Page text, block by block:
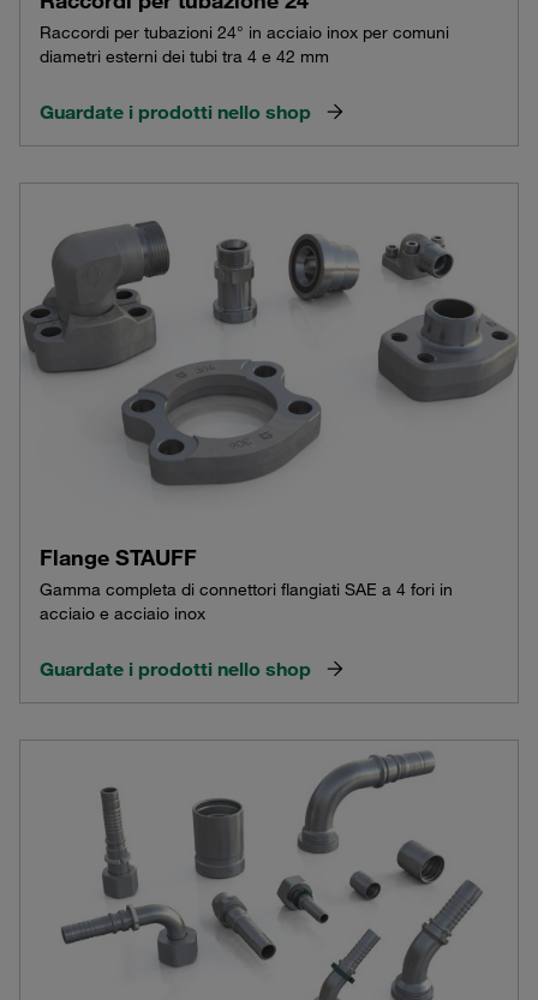
Raccordi per tubazioni 24° in acciaio inox per comuni
diametri esterni dei tubi tra 4 e 42 mm
Guardate i prodotti nello shop
Flange STAUFF
Gamma completa di connettori flangiati SAE a 4 fori in
acciaio e acciaio inox
Guardate i prodotti nello shop